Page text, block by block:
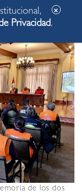
de los dos
Privacidad.